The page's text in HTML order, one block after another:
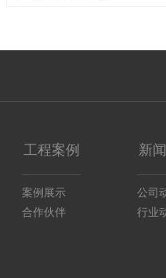
工程案例
案例展示
合作伙伴
新
公司
行业